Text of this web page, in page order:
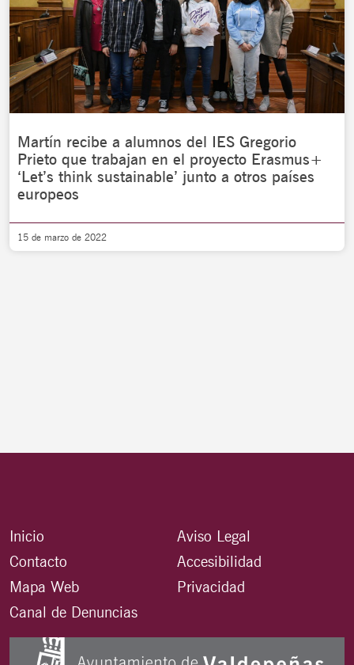
Martín recibe a alumnos del IES Gregorio
Prieto que trabajan en el proyecto Erasmus+
‘Let’s think sustainable’ junto a otros países
europeos
15 de marzo de 2022
Inicio
Contacto
Mapa Web
Canal de Denuncias
Aviso Legal
Accesibilidad
Privacidad